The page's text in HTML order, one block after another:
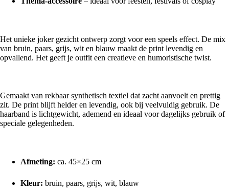
Het unieke joker gezicht ontwerp zorgt voor een speels effect. De mix
van bruin, paars, grijs, wit en blauw maakt de print levendig en
opvallend. Het geeft je outfit een creatieve en humoristische twist.
Gemaakt van rekbaar synthetisch textiel dat zacht aanvoelt en prettig
zit. De print blijft helder en levendig, ook bij veelvuldig gebruik. De
haarband is lichtgewicht, ademend en ideaal voor dagelijks gebruik of
speciale gelegenheden.
Afmeting: ca. 45×25 cm
Kleur: bruin, paars, grijs, wit, blauw